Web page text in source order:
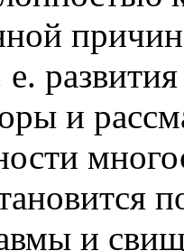
и
и